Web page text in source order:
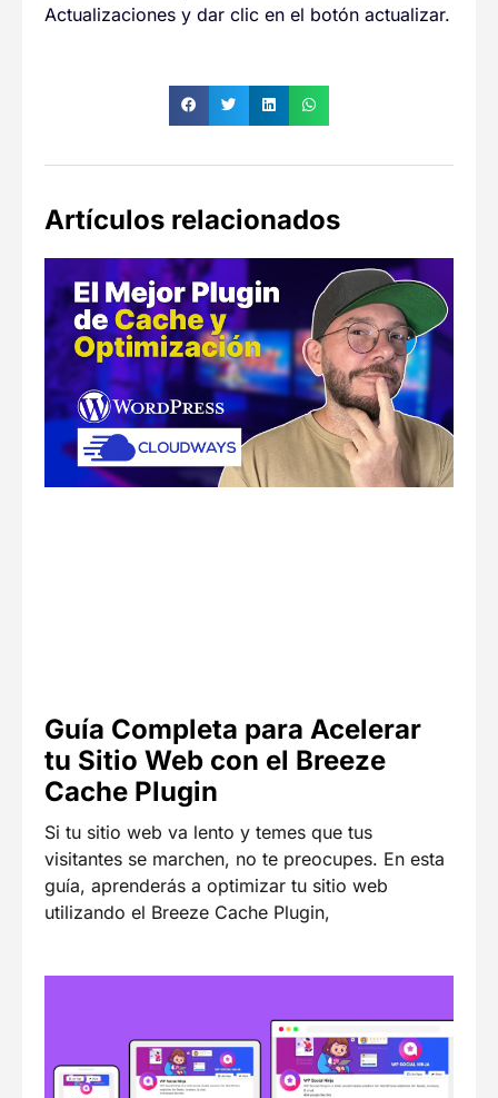
Actualizaciones y dar clic en el botón actualizar.
Artículos relacionados
Guía Completa para Acelerar
tu Sitio Web con el Breeze
Cache Plugin
Si tu sitio web va lento y temes que tus
visitantes se marchen, no te preocupes. En esta
guía, aprenderás a optimizar tu sitio web
utilizando el Breeze Cache Plugin,